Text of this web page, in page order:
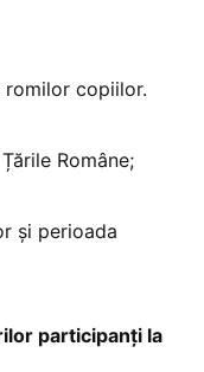
copiilor.
Române;
și perioada
participanți la